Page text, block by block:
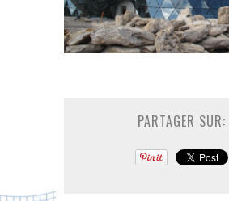
PARTAGER SUR: